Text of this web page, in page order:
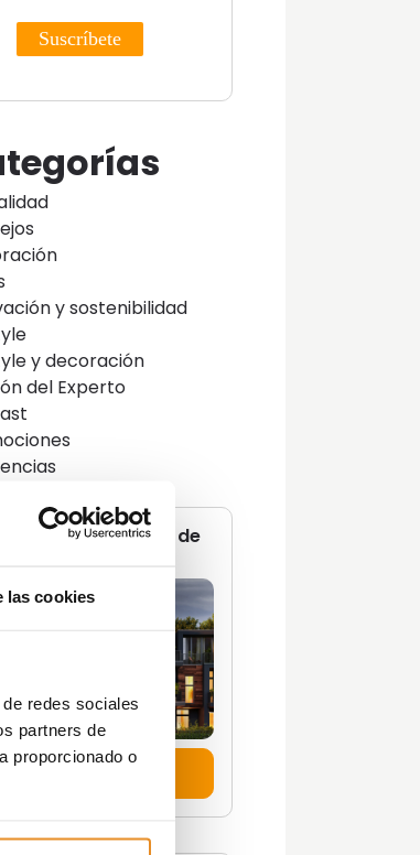
las cookies
redes sociales
partners de
proporcionado o
y sostenibilidad
y decoración
del Experto
te pierdas ninguna de
Descúbrelas aquí